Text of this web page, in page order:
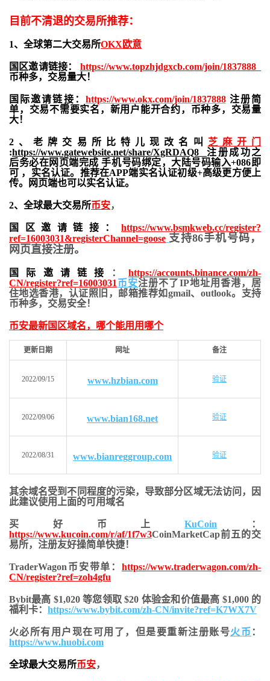
目前不清退的交易所推荐：
1、全球第二大交易所OKX欧意
国区邀请链接： https://www.topzhjdgxcb.com/join/1837888
币种多，交易量大！
国际邀请链接： https://www.okx.com/join/1837888注册简
单，交易不需要实名，新用户能开合约， 币种多，交易量
大！
2、老牌交易所比特儿现改名叫 芝麻开门
:https://www.gatewebsite.net/share/XgRDAQ8 注册成功之
后务必在网页端完成 手机号码绑定，大陆号码输入+086即
可 ，实名认证。推荐在APP端实名认证初级+高级更方便上
传。网页端也可以实名认证。
2、全球最大交易所币安，
国区邀请链接： https://www.bsmkweb.cc/register?
ref=16003031&registerChannel=goose 支持86手机号码，
网页直接注册。
国际邀请链接 ：https://accounts.binance.com/zh-
CN/register?ref=16003031 币安注册不了IP地址用香港，居
住地选香港，认证照旧， 邮箱推荐如gmail、outlook。支持
币种多，交易安全！
币安最新国区域名，哪个能用用哪个
更新日期 网址 备注
2022/09/15 www.hzbian.com 验证
2022/09/06 www.bian168.net 验证
2022/08/31 www.bianreggroup.com 验证
其余域名受到不同程度的污染，导致部分区域无法访问，
因
此建议使用上面的可用域名
买好币上KuCoin ：
https://www.kucoin.com/r/af/1f7w3CoinMarketCap前五的交
易所，注册友好操简单快捷！
TraderWagon币安带单： https://www.traderwagon.com/zh-
CN/register?ref=zoh4gfu
Bybit最高 $1,020 等您领取 $20 体验金和价值最高 $1,000 的
福利卡： https://www.bybit.com/zh-CN/invite?ref=K7WX7V
火必所有用户现在可用了，但是要重新注册账号火币 ：
https://www.huobi.com
全球最大交易所币安，